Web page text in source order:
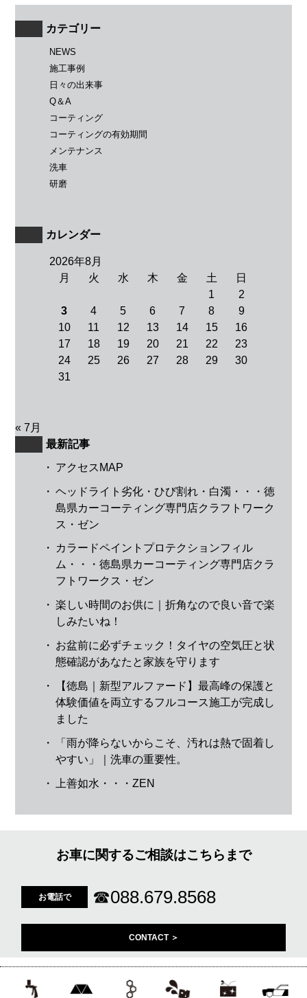
カテゴリー
NEWS
施工事例
日々の出来事
Q＆A
コーティング
コーティングの有効期間
メンテナンス
洗車
研磨
カレンダー
2026年8月
月
火 水 木 金 土
日
1
2
3
4 5 6 7 8
9
10
11 12 13 14 15
16
17
18 19 20 21 22
23
24
25 26 27 28 29
30
31
« 7月
最新記事
・ アクセスMAP
・ ヘッドライト劣化・ひび割れ・白濁・・・徳
島県カーコーティング専門店クラフトワーク
ス・ゼン
・
カラードペイントプロテクションフィル
ム・・・徳島県カーコーティング専門店クラ
フトワークス・ゼン
・ 楽しい時間のお供に｜折角なので良い音で楽
しみたいね！
・ お盆前に必ずチェック！タイヤの空気圧と状
態確認があなたと家族を守ります
・
【徳島｜新型アルファード】最高峰の保護と
体験価値を両立するフルコース施工が完成し
ました
・
「雨が降らないからこそ、汚れは熱で固着し
やすい」｜洗車の重要性。
・ 上善如水・・・ZEN
お車に関するご相談はこちらまで
お電話で ☎088.679.8568
CONTACT ＞